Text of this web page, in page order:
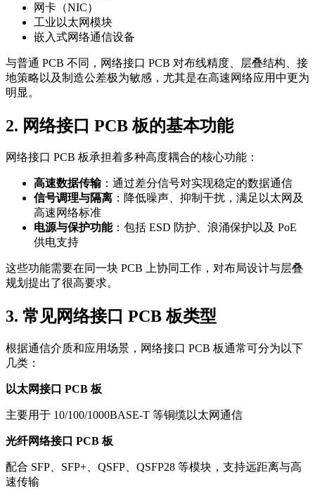
网卡（NIC）
工业以太网模块
嵌入式网络通信设备
与普通 PCB 不同，网络接口 PCB 对布线精度、层叠结构、接
地策略以及制造公差极为敏感，尤其是在高速网络应用中更为
明显。
2. 网络接口 PCB 板的基本功能
网络接口 PCB 板承担着多种高度耦合的核心功能：
高速数据传输：通过差分信号对实现稳定的数据通信
信号调理与隔离 ：降低噪声、抑制干扰，满足以太网及
高速网络标准
电源与保护功能：包括 ESD 防护、浪涌保护以及 PoE
供电支持
这些功能需要在同一块 PCB 上协同工作，对布局设计与层叠
规划提出了很高要求。
3. 常见网络接口 PCB 板类型
根据通信介质和应用场景，网络接口 PCB 板通常可分为以下
几类：
以太网接口 PCB 板
主要用于 10/100/1000BASE-T 等铜缆以太网通信
光纤网络接口 PCB 板
配合 SFP、SFP+、QSFP、QSFP28 等模块，支持远距离与高
速传输